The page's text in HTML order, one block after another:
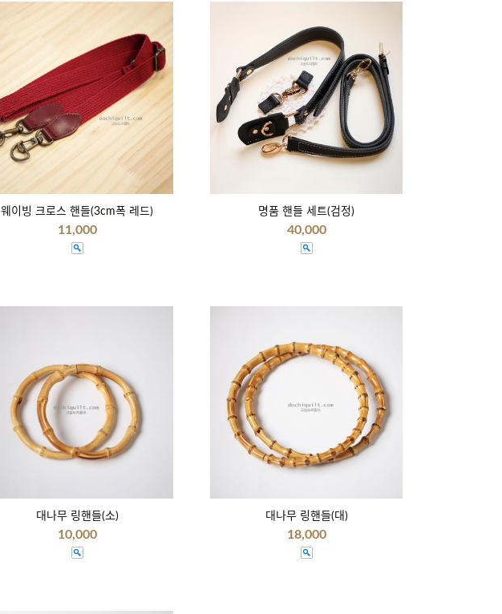
웨이빙 크로스 핸들(3cm폭 레드)
11,000
명품 핸들 세트(검정)
40,000
대나무 링핸들(소)
10,000
대나무 링핸들(대)
18,000